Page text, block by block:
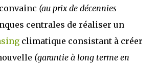
(au prix de décennies
centrales de réaliser un
climatique consistant à créer
(garantie à long terme en